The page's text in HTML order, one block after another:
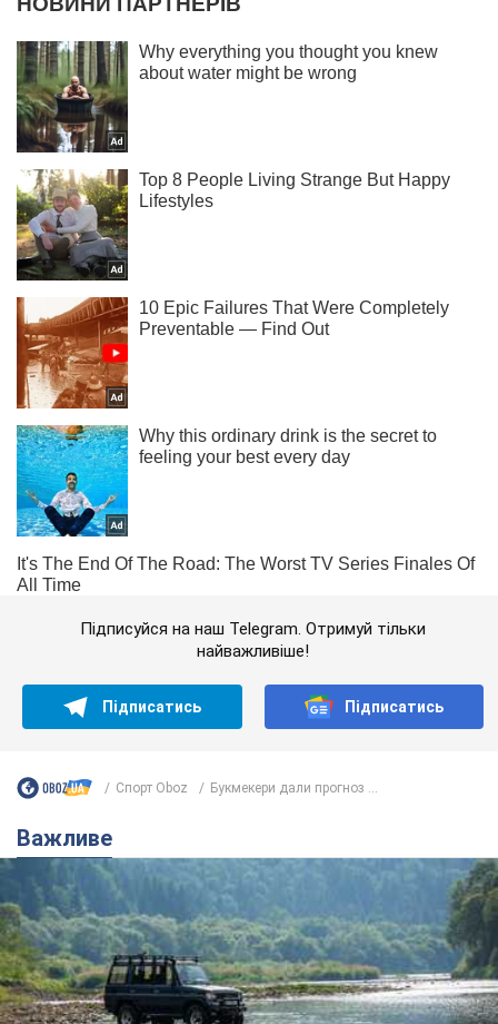
Підписуйся на наш Telegram. Отримуй тільки
найважливіше!
Підписатись Підписатись
Спорт Oboz Букмекери дали прогноз ...
Важливе